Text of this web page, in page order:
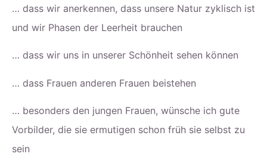
… dass wir anerkennen, dass unsere Natur zyklisch ist
und wir Phasen der Leerheit brauchen
… dass wir uns in unserer Schönheit sehen können
… dass Frauen anderen Frauen beistehen
… besonders den jungen Frauen, wünsche ich gute
Vorbilder, die sie ermutigen schon früh sie selbst zu
sein